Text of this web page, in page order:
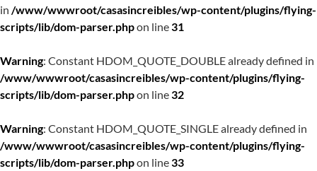
in /www/wwwroot/casasincreibles/wp-content/plugins/flying-
scripts/lib/dom-parser.phpon line31
Warning: Constant HDOM_QUOTE_DOUBLE already defined in
/www/wwwroot/casasincreibles/wp-content/plugins/flying-
scripts/lib/dom-parser.phpon line32
Warning: Constant HDOM_QUOTE_SINGLE already defined in
/www/wwwroot/casasincreibles/wp-content/plugins/flying-
scripts/lib/dom-parser.phpon line33